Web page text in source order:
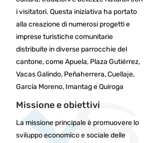
i visitatori. Questa iniziativa ha portato
alla creazione di numerosi progetti e
imprese turistiche comunitarie
distribuite in diverse parrocchie del
cantone, come Apuela, Plaza Gutiérrez,
Vacas Galindo, Peñaherrera, Cuellaje,
García Moreno, Imantag e Quiroga
Missione e obiettivi
La missione principale è promuovere lo
sviluppo economico e sociale delle